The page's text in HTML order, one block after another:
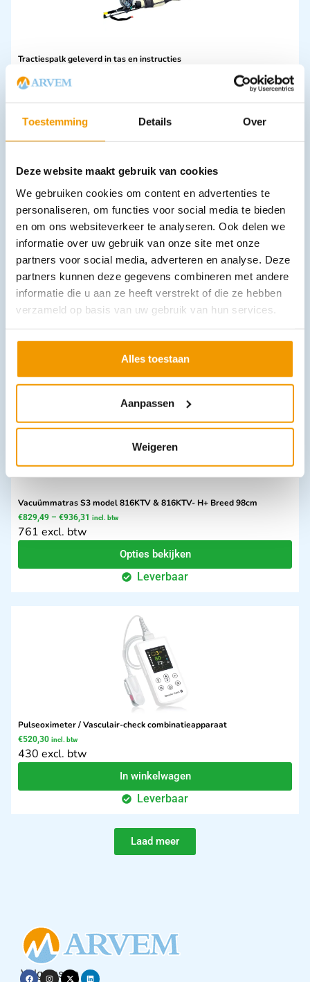
Toestemming Details Over
Deze website maakt gebruik van cookies
We gebruiken cookies om content en advertenties te
personaliseren, om functies voor social media te bieden
en om ons websiteverkeer te analyseren. Ook delen we
informatie over uw gebruik van onze site met onze
partners voor social media, adverteren en analyse. Deze
partners kunnen deze gegevens combineren met andere
informatie die u aan ze heeft verstrekt of die ze hebben
verzameld op basis van uw gebruik van hun services.
Alles toestaan
Aanpassen
Weigeren
Tractiespalk geleverd in tas en instructies
239 excl. btw
Electroden Defibtech Lifeline kinderen
€125,35 incl. btw
115 excl. btw
In winkelwagen
Leverbaar
Vacuümmatras S3 model 816KTV & 816KTV- H+ Breed 98cm
€829,49 – €936,31 incl. btw
761 excl. btw
Opties bekijken
Leverbaar
Pulseoximeter / Vasculair-check combinatieapparaat
€520,30 incl. btw
430 excl. btw
In winkelwagen
Leverbaar
Laad meer
Volg ons op